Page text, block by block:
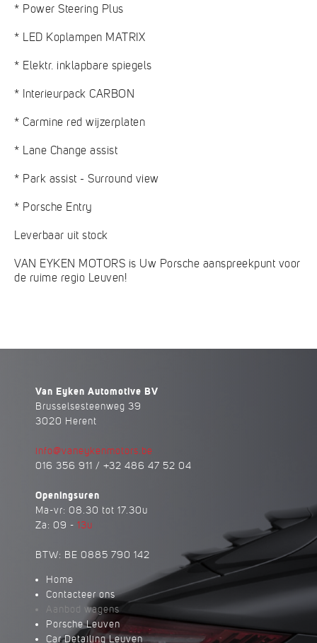
* Power Steering Plus
* LED Koplampen MATRIX
* Elektr. inklapbare spiegels
* Interieurpack CARBON
* Carmine red wijzerplaten
* Lane Change assist
* Park assist - Surround view
* Porsche Entry
Leverbaar uit stock
VAN EYKEN MOTORS is Uw Porsche aanspreekpunt voor
de ruime regio Leuven!
Van Eyken Automotive BV
Brusselsesteenweg 39
3020 Herent
info@vaneykenmotors.be
016 356 911 / +32 486 47 52 04
Openingsuren
Ma-vr: 08.30 tot 17.30u
Za: 09 - 13u
BTW: BE 0885 790 142
Home
Contacteer ons
Aanbod wagens
Porsche Leuven
Car Detailing Leuven